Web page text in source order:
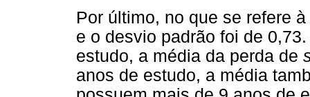
Por último, no que se refere
e o desvio padrão foi de
estudo, a média da perda de
anos de estudo, a média